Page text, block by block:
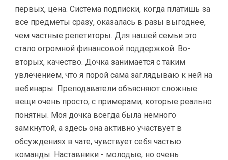
первых, цена. Система подписки, когда платишь за
все предметы сразу, оказалась в разы выгоднее,
чем частные репетиторы. Для нашей семьи это
стало огромной финансовой поддержкой. Во-
вторых, качество. Дочка занимается с таким
увлечением, что я порой сама заглядываю к ней на
вебинары. Преподаватели объясняют сложные
вещи очень просто, с примерами, которые реально
понятны. Моя дочка всегда была немного
замкнутой, а здесь она активно участвует в
обсуждениях в чате, чувствует себя частью
команды. Наставники - молодые, но очень